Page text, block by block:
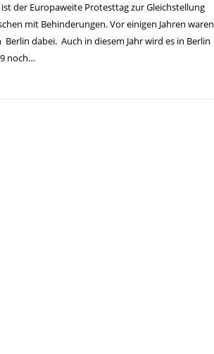
der Europaweite Protesttag zur Gleichstellung
mit Behinderungen. Vor einigen Jahren waren
Berlin dabei. Auch in diesem Jahr wird es in Berlin
noch…